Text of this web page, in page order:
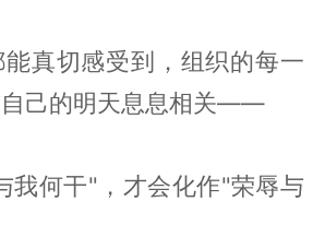
真切感受到，组织的每一
自己的明天息息相关——
我何干"，才会化作"荣辱与